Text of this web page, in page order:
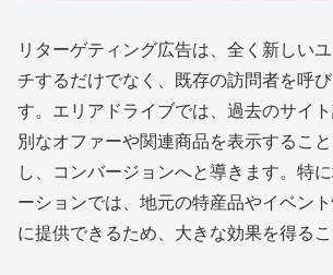
リターゲティング広告は、全く新しい
チするだけでなく、既存の訪問者を呼
す。エリアドライブでは、過去のサイ
別なオファーや関連商品を表示するこ
し、コンバージョンへと導きます。特
ーションでは、地元の特産品やイベン
に提供できるため、大きな効果を得るこ